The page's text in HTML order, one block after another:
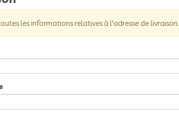
les informations relatives à l'adresse de livraison.